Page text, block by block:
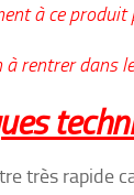
à ce produit
à rentrer dans
très rapide